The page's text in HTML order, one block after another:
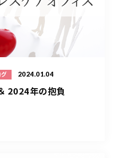
2024.01.04
2024年の抱負